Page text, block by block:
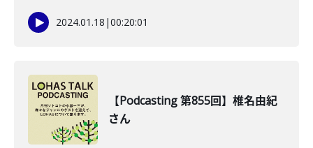
2024.01.18 |00:20:01
【Podcasting 第855回】椎名由紀
さん